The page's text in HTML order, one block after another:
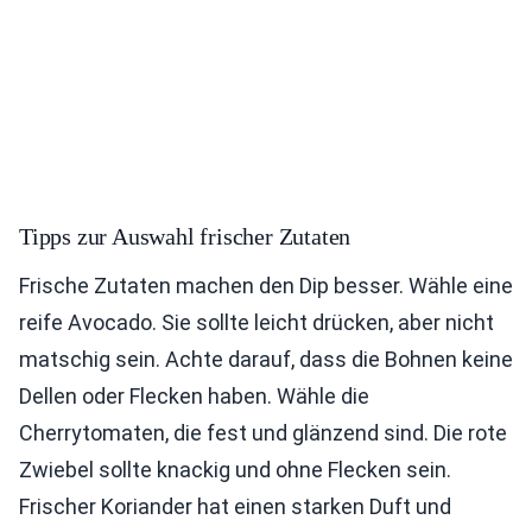
Tipps zur Auswahl frischer Zutaten
Frische Zutaten machen den Dip besser. Wähle eine
reife Avocado. Sie sollte leicht drücken, aber nicht
matschig sein. Achte darauf, dass die Bohnen keine
Dellen oder Flecken haben. Wähle die
Cherrytomaten, die fest und glänzend sind. Die rote
Zwiebel sollte knackig und ohne Flecken sein.
Frischer Koriander hat einen starken Duft und